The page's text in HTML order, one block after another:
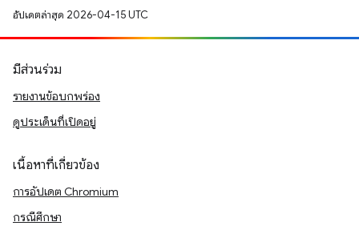
อัปเดตล่าสุด 2026-04-15 UTC
มีส่วนร่วม
รายงานข้อบกพร่อง
ดูประเด็นที่เปิดอยู่
เนื้อหาที่เกี่ยวข้อง
การอัปเดต Chromium
กรณีศึกษา